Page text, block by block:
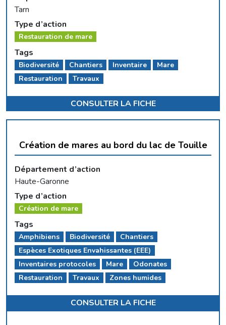
Tarn
Type d’action
Restauration de mare
Tags
Biodiversité Chantiers Inventaire
Mare
Restauration
Travaux
CONSULTER LA FICHE
Création de mares au bord du lac de Touille
Département d’action
Haute-Garonne
Type d’action
Création de mare
Tags
Amphibiens Biodiversité
Chantiers
Espèces Exotiques Envahissantes (EEE)
Inventaires protocoles
Mare
Odonates
Restauration
Travaux Zones humides
CONSULTER LA FICHE